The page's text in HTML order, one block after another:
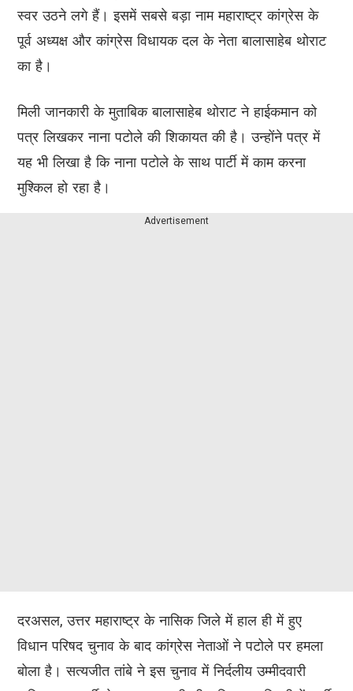
स्वर उठने लगे हैं। इसमें सबसे बड़ा नाम महाराष्ट्र कांग्रेस के
पूर्व अध्यक्ष और कांग्रेस विधायक दल के नेता बालासाहेब थोराट
का है।
मिली जानकारी के मुताबिक बालासाहेब थोराट ने हाईकमान को
पत्र लिखकर नाना पटोले की शिकायत की है। उन्होंने पत्र में
यह भी लिखा है कि नाना पटोले के साथ पार्टी में काम करना
मुश्किल हो रहा है।
Advertisement
दरअसल, उत्तर महाराष्ट्र के नासिक जिले में हाल ही में हुए
विधान परिषद चुनाव के बाद कांग्रेस नेताओं ने पटोले पर हमला
बोला है। सत्यजीत तांबे ने इस चुनाव में निर्दलीय उम्मीदवारी